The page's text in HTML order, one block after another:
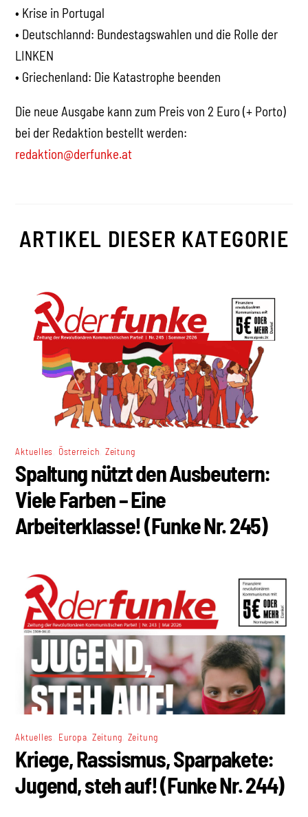
• Krise in Portugal
• Deutschlannd: Bundestagswahlen und die Rolle der
LINKEN
• Griechenland: Die Katastrophe beenden
Die neue Ausgabe kann zum Preis von 2 Euro (+ Porto)
bei der Redaktion bestellt werden:
redaktion@derfunke.at
ARTIKEL DIESER KATEGORIE
Aktuelles Österreich Zeitung
Spaltung nützt den Ausbeutern:
Viele Farben – Eine
Arbeiterklasse! (Funke Nr. 245)
Aktuelles Europa Zeitung Zeitung
Kriege, Rassismus, Sparpakete:
Jugend, steh auf! (Funke Nr. 244)